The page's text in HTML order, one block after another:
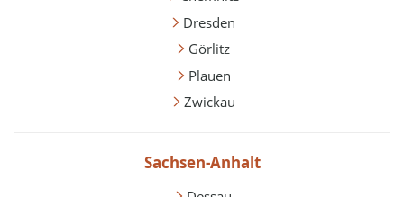
Dresden
Görlitz
Plauen
Zwickau
Sachsen-Anhalt